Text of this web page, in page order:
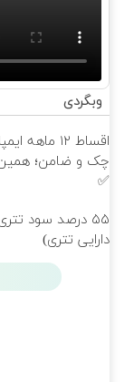
وبگردی
اقساط ۱۲
چک و ضامن؛ همین
✅
۵۵ درصد سود
دارایی تتری)